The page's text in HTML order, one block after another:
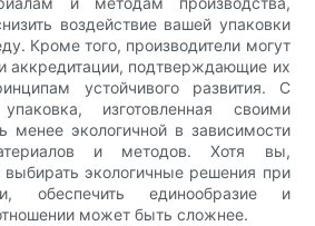
воздействие вашей упаковки
Кроме того, производители могут
аккредитации, подтверждающие их
устойчивого развития. С
изготовленная своими
экологичной в зависимости
и методов. Хотя вы,
экологичные решения при
обеспечить единообразие и
может быть сложнее.